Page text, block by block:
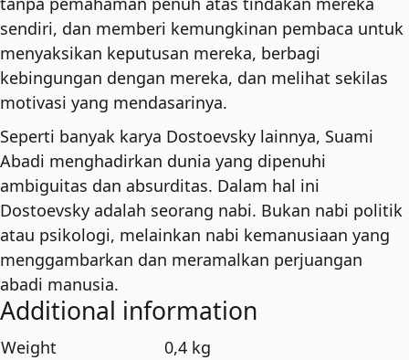
sendiri, dan memberi kemungkinan pembaca untuk
menyaksikan keputusan mereka, berbagi
kebingungan dengan mereka, dan melihat sekilas
motivasi yang mendasarinya.
Seperti banyak karya Dostoevsky lainnya, Suami
Abadi menghadirkan dunia yang dipenuhi
ambiguitas dan absurditas. Dalam hal ini
Dostoevsky adalah seorang nabi. Bukan nabi politik
atau psikologi, melainkan nabi kemanusiaan yang
menggambarkan dan meramalkan perjuangan
abadi manusia.
Additional information
Weight
0,4 kg